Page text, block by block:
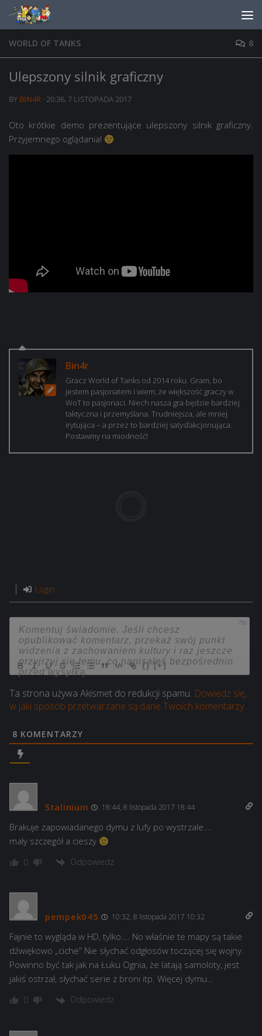
Skip to content
WORLD OF TANKS 8
Ulepszony silnik graficzny
BY BIN4R · 20:36, 7 LISTOPADA 2017
Oto krótkie demo prezentujące ulepszony silnik graficzny.
Przyjemnego oglądania!
Bin4r
Gracz World of Tanks od 2014 roku. Gram, bo
jestem pasjonatem i wiem, że większość graczy w
WoT to pasjonaci. Niech nasza gra będzie bardziej
taktyczna i przemyślana. Trudniejsza, ale mniej
irytująca – a przez to bardziej satysfakcjonująca.
Postawmy na miodność!
Login
750
{} [+]
Ta strona używa Akismet do redukcji spamu. Dowiedz się,
w jaki sposób przetwarzane są dane Twoich komentarzy.
8 KOMENTARZY
Stalinium 18:44, 8 listopada 2017 18:44
Brakuje zapowiadanego dymu z lufy po wystrzale….
mały szczegół a cieszy
0 Odpowiedz
pempek045 10:32, 8 listopada 2017 10:32
Fajnie to wygląda w HD, tylko…. No właśnie te mapy są takie
dźwiękowo „ciche” Nie słychać odgłosów toczącej się wojny.
Powinno być tak jak na Łuku Ognia, że latają samoloty, jest
jakiś ostrzał, słychać serie z broni itp. Więcej dymu…
0 Odpowiedz